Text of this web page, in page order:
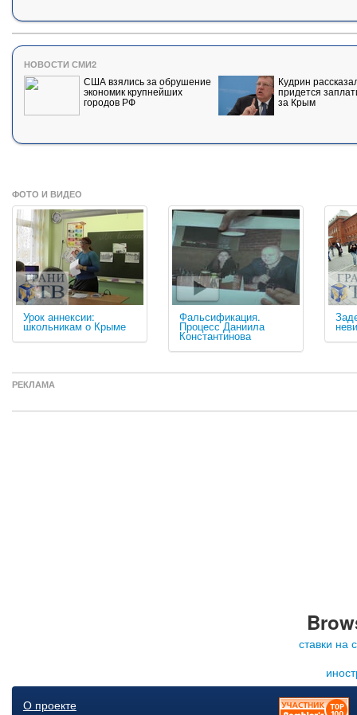
НОВОСТИ СМИ2
США взялись за обрушение
экономик крупнейших
городов РФ
Кудрин
придется
за Крым
ФОТО И ВИДЕО
Урок аннексии:
школьникам о Крыме
Фальсификация.
Процесс Даниила
Константинова
РЕКЛАМА
ставки на
О проекте